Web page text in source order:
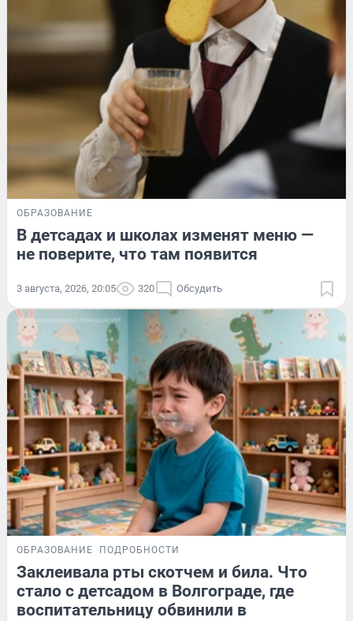
ОБРАЗОВАНИЕ
В детсадах и школах изменят меню —
не поверите, что там появится
3 августа, 2026, 20:05 320 Обсудить
ОБРАЗОВАНИЕ ПОДРОБНОСТИ
Заклеивала рты скотчем и била. Что
стало с детсадом в Волгограде, где
воспитательницу обвинили в